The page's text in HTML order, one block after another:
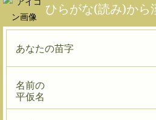
ひらがな(読み)から
あなたの苗字
名前の
平仮名